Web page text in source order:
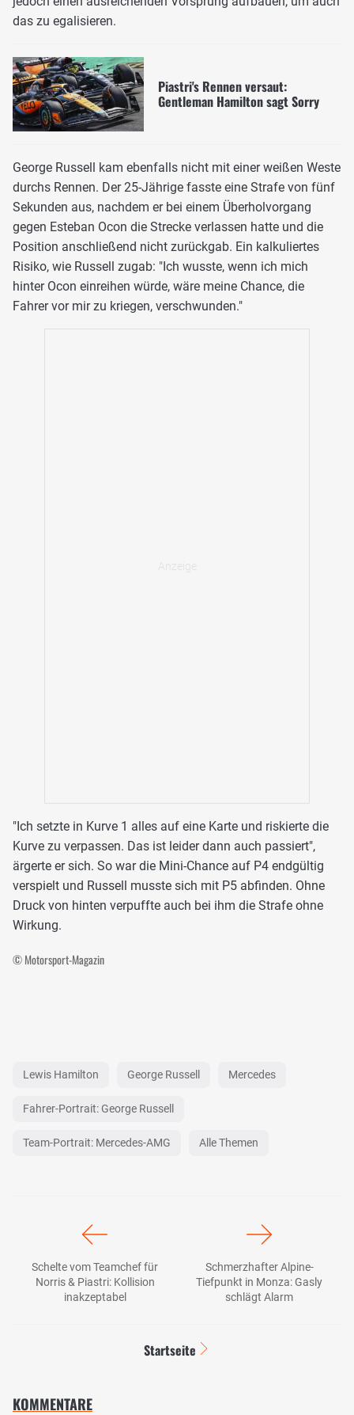
das zu egalisieren.
Piastri's Rennen versaut:
Gentleman Hamilton sagt Sorry
George Russell kam ebenfalls nicht mit einer weißen Weste
durchs Rennen. Der 25-Jährige fasste eine Strafe von fünf
Sekunden aus, nachdem er bei einem Überholvorgang
gegen Esteban Ocon die Strecke verlassen hatte und die
Position anschließend nicht zurückgab. Ein kalkuliertes
Risiko, wie Russell zugab: "Ich wusste, wenn ich mich
hinter Ocon einreihen würde, wäre meine Chance, die
Fahrer vor mir zu kriegen, verschwunden."
"Ich setzte in Kurve 1 alles auf eine Karte und riskierte die
Kurve zu verpassen. Das ist leider dann auch passiert",
ärgerte er sich. So war die Mini-Chance auf P4 endgültig
verspielt und Russell musste sich mit P5 abfinden. Ohne
Druck von hinten verpuffte auch bei ihm die Strafe ohne
Wirkung.
© Motorsport-Magazin
Lewis Hamilton George Russell Mercedes
Fahrer-Portrait: George Russell
Team-Portrait: Mercedes-AMG Alle Themen
Schelte vom Teamchef für
Norris & Piastri: Kollision
inakzeptabel
Schmerzhafter Alpine-
Tiefpunkt in Monza: Gasly
schlägt Alarm
Startseite
KOMMENTARE